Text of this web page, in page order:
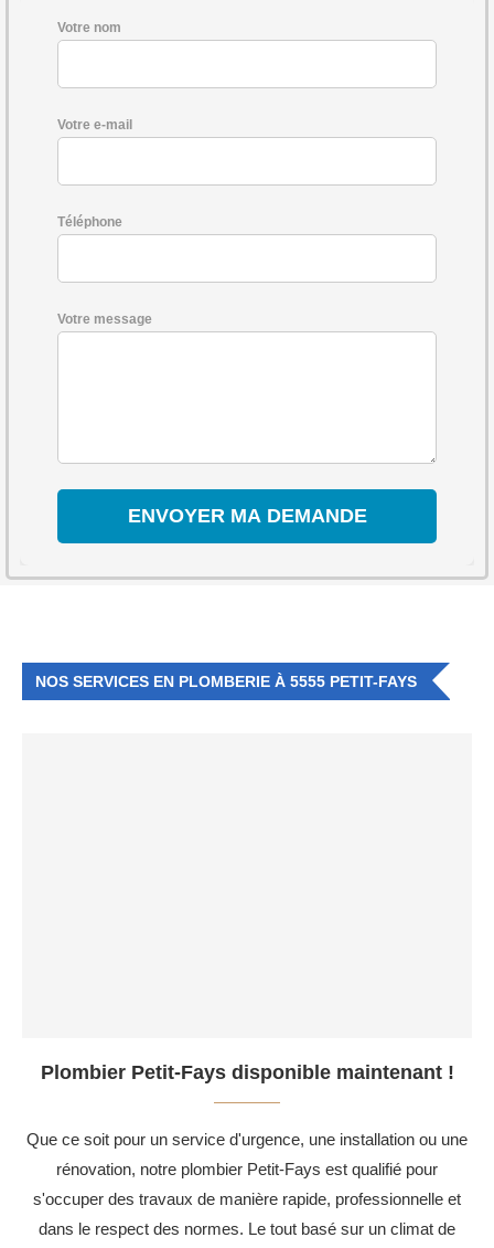
Votre nom
Votre e-mail
Téléphone
Votre message
NOS SERVICES EN PLOMBERIE À 5555 PETIT-FAYS
Plombier Petit-Fays disponible maintenant !
Que ce soit pour un service d'urgence, une installation ou une
rénovation, notre plombier Petit-Fays est qualifié pour
s'occuper des travaux de manière rapide, professionnelle et
dans le respect des normes. Le tout basé sur un climat de